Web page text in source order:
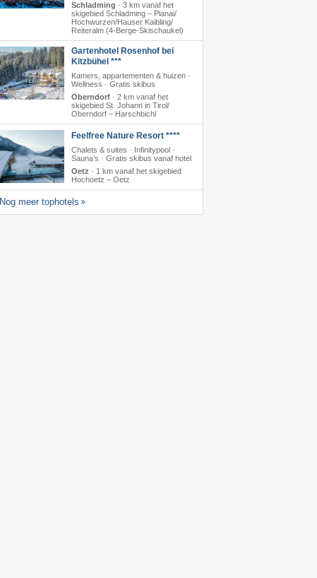
Schladming · 3 km vanaf het
skigebied Schladming – Planai/​
Hochwurzen/​Hauser Kaibling/​
Reiteralm (4-Berge-Skischaukel)
Gartenhotel Rosenhof bei
Kitzbühel ***
Kamers, appartementen & huizen ·
Wellness · Gratis skibus
Oberndorf · 2 km vanaf het
skigebied St. Johann in Tirol/​
Oberndorf – Harschbichl
Feelfree Nature Resort ****
Chalets & suites · Infinitypool ·
Sauna’s · Gratis skibus vanaf hotel
Oetz · 1 km vanaf het skigebied
Hochoetz – Oetz
Nog meer tophotels